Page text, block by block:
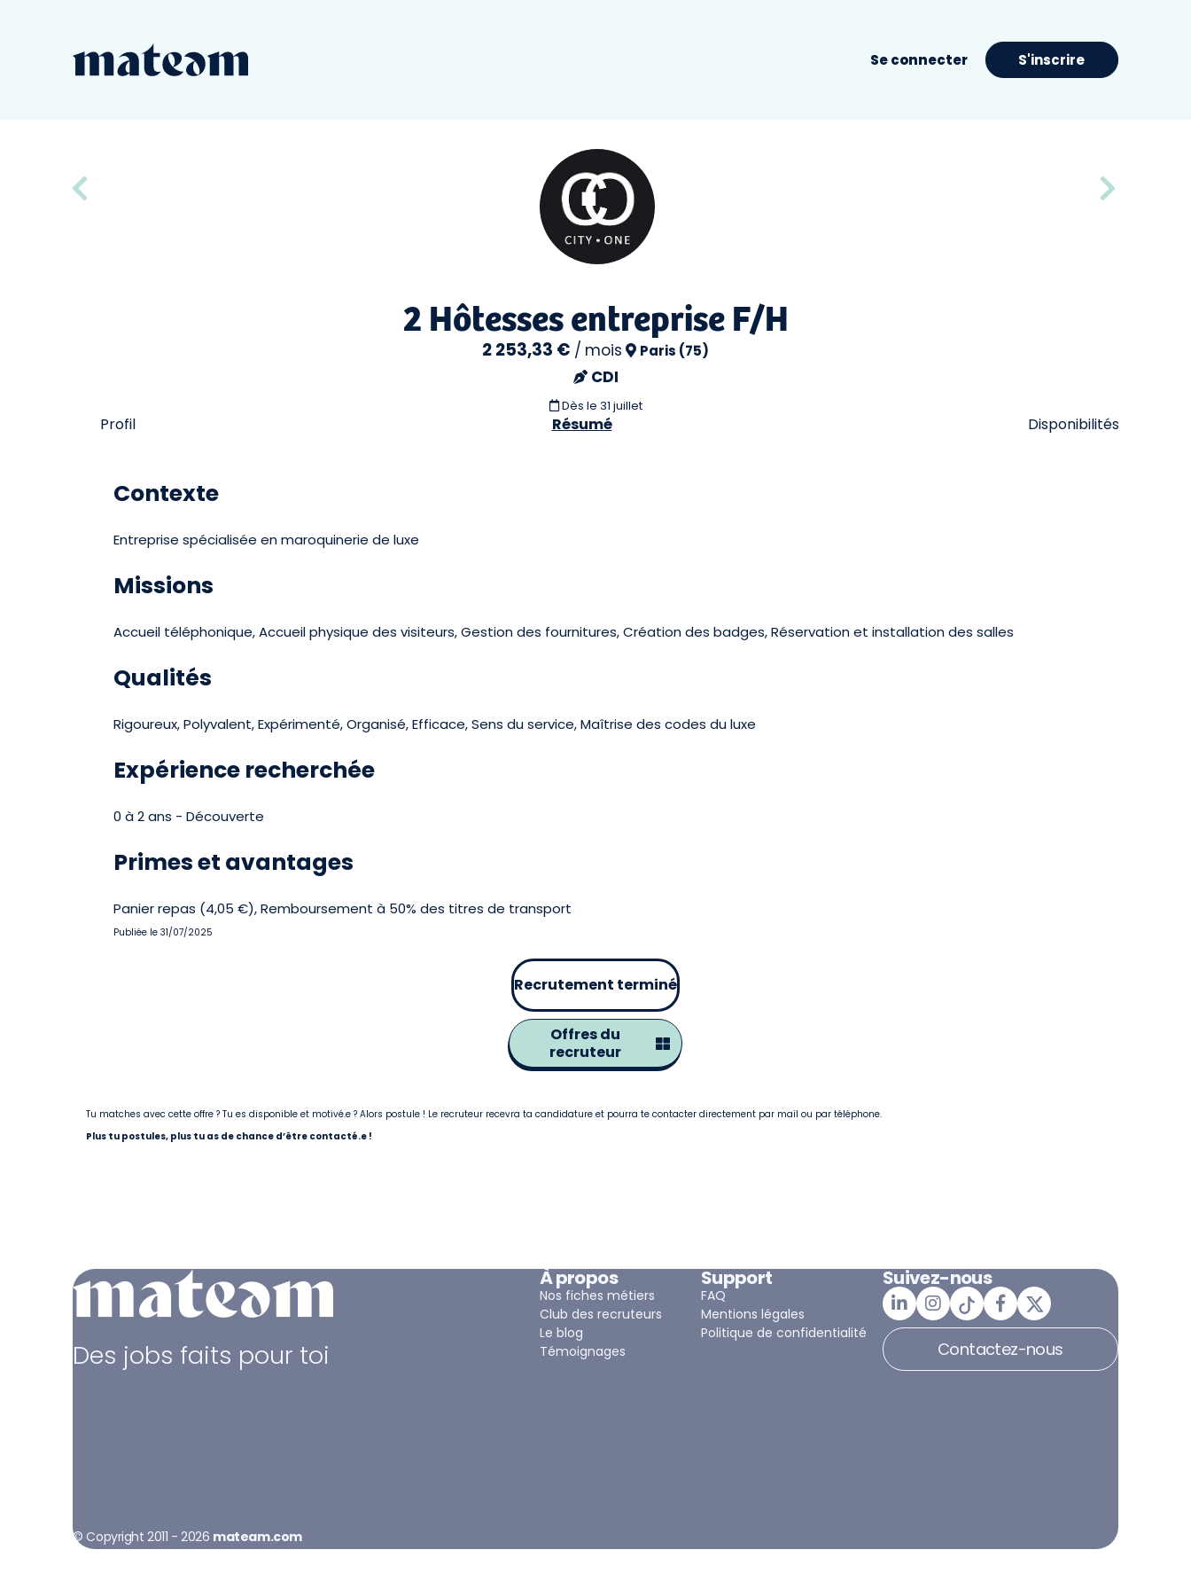
Se connecter S'inscrire
2 Hôtesses entreprise F/H
2 253,33 € / mois Paris (75)
CDI
Dès le 31 juillet
Profil Résumé Disponibilités
Contexte
Entreprise spécialisée en maroquinerie de luxe
Missions
Accueil téléphonique, Accueil physique des visiteurs, Gestion des fournitures, Création des badges, Réservation et installation des salles
Qualités
Rigoureux, Polyvalent, Expérimenté, Organisé, Efficace, Sens du service, Maîtrise des codes du luxe
Expérience recherchée
0 à 2 ans - Découverte
Primes et avantages
Panier repas (4,05 €), Remboursement à 50% des titres de transport
Publiée le 31/07/2025
Recrutement terminé
Offres du
recruteur
Tu matches avec cette offre ? Tu es disponible et motivé.e ? Alors postule ! Le recruteur recevra ta candidature et pourra te contacter directement par mail ou par téléphone.
Plus tu postules, plus tu as de chance d’être contacté.e !
Des jobs faits pour toi
© Copyright 2011 - 2026 mateam.com
À propos
Nos fiches métiers
Club des recruteurs
Le blog
Témoignages
Support
FAQ
Mentions légales
Politique de confidentialité
Suivez-nous
Contactez-nous